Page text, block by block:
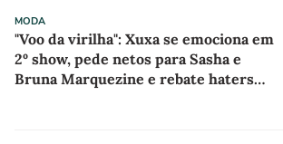
MODA
"Voo da virilha": Xuxa se emociona em
2º show, pede netos para Sasha e
Bruna Marquezine e rebate haters